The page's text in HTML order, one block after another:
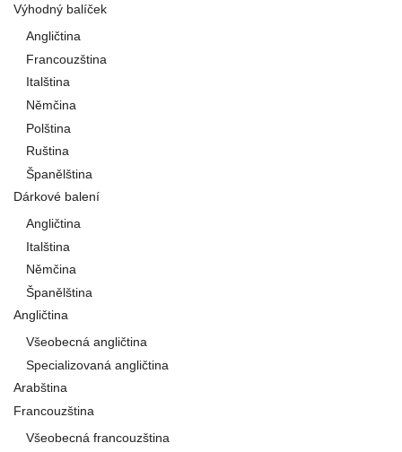
Výhodný balíček
Angličtina
Francouzština
Italština
Němčina
Polština
Ruština
Španělština
Dárkové balení
Angličtina
Italština
Němčina
Španělština
Angličtina
Všeobecná angličtina
Specializovaná angličtina
Arabština
Francouzština
Všeobecná francouzština